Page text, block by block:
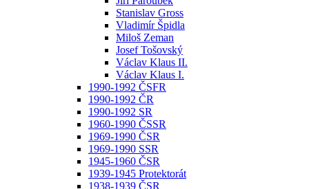
Stanislav Gross
Vladimír Špidla
Miloš Zeman
Josef Tošovský
Václav Klaus II.
Václav Klaus I.
1990-1992 ČSFR
1990-1992 ČR
1990-1992 SR
1960-1990 ČSSR
1969-1990 ČSR
1969-1990 SSR
1945-1960 ČSR
1939-1945 Protektorát
1938-1939 ČSR